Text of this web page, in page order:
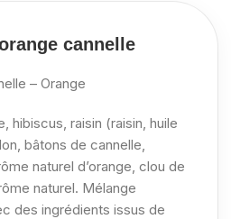
cannelle
– Orange
hibiscus, raisin (raisin, huile
bâtons de cannelle,
naturel d’orange, clou de
naturel. Mélange
des ingrédients issus de